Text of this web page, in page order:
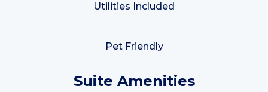
Utilities Included
Pet Friendly
Suite Amenities